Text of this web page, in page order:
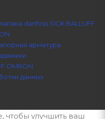
danfoss SICK BALLUFF
арматура
OMRON
данных
чтобы улучшить ваш